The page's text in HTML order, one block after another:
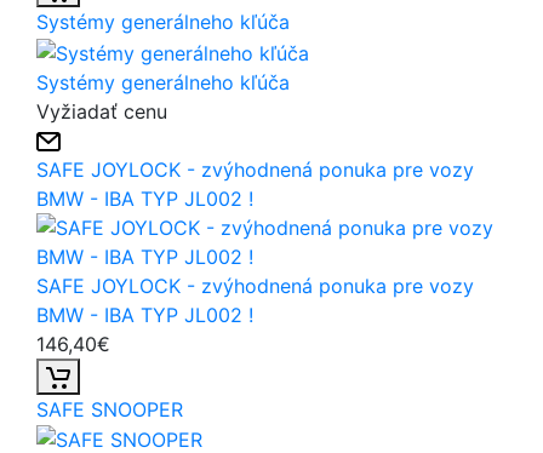
Systémy generálneho kľúča
Systémy generálneho kľúča
Vyžiadať cenu
SAFE JOYLOCK - zvýhodnená ponuka pre vozy
BMW - IBA TYP JL002 !
SAFE JOYLOCK - zvýhodnená ponuka pre vozy
BMW - IBA TYP JL002 !
146,40€
SAFE SNOOPER